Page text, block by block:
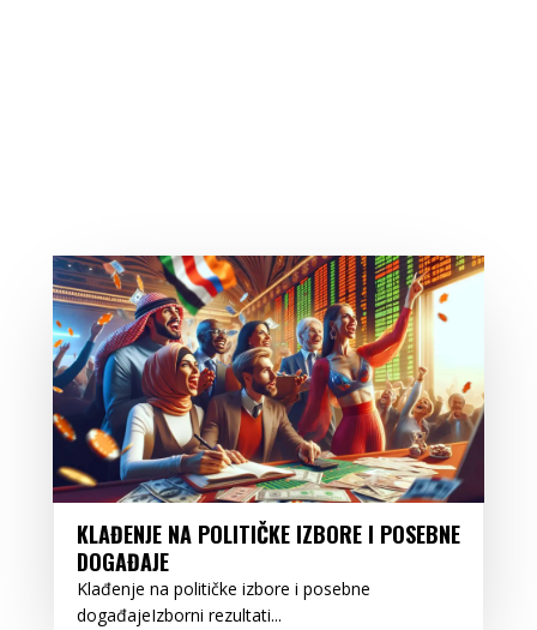
KLAĐENJE NA POLITIČKE IZBORE I POSEBNE
DOGAĐAJE
Klađenje na političke izbore i posebne
događajeIzborni rezultati...